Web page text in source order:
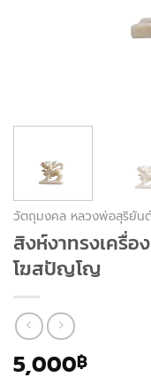
วัตถุมงคล หลวงพ่อสุริยัน
สิงห์งาทรงเครื่อ
โฆสปัญโญ
5,000฿